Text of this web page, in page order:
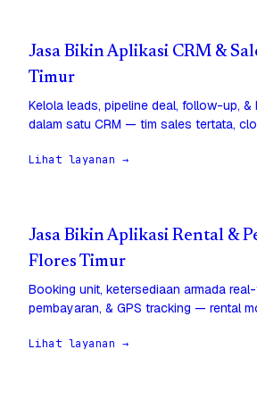
Jasa Bikin Aplikasi CRM &
Timur
Kelola leads, pipeline deal, follow-up,
dalam satu CRM — tim sales tertata,
Lihat layanan →
Jasa Bikin Aplikasi Rental &
Flores Timur
Booking unit, ketersediaan armada
pembayaran, & GPS tracking — rental
Lihat layanan →